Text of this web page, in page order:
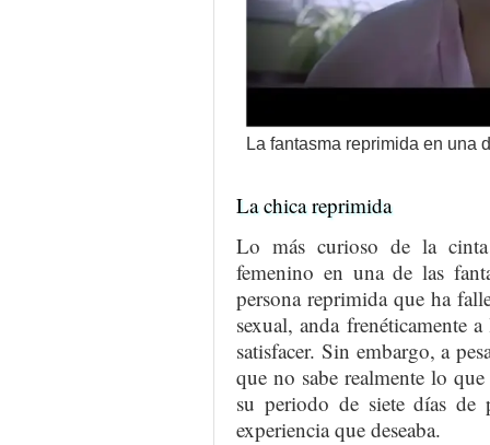
La fantasma reprimida en una
La chica reprimida
Lo más curioso de la cinta
femenino en una de las
persona reprimida que ha
sexual, anda frenéticamente
satisfacer. Sin embargo, a
que no sabe realmente lo
su periodo de siete días de
experiencia que deseaba.